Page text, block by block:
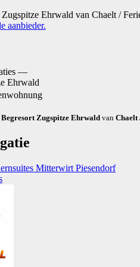
Ehrwald van Chaelt /
aanbieder.
—
Ehrwald
Begresort Zugspitze Ehrwald van Chaelt
Mitterwirt Piesendorf